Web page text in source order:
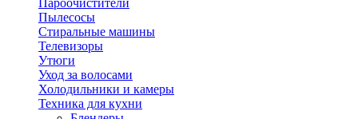
Пароочистители
Пылесосы
Стиральные машины
Телевизоры
Утюги
Уход за волосами
Холодильники и камеры
Техника для кухни